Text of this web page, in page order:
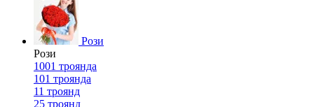
Рози
Рози
1001 троянда
101 троянда
11 троянд
25 троянд